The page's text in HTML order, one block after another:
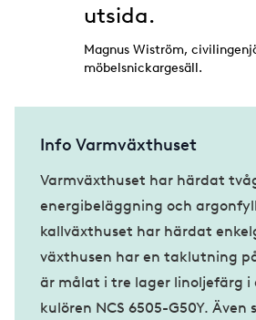
utsida.
Magnus Wiström,
möbelsnickargesäll.
Info Varmväxthuset
Varmväxthuset har härdat
energibeläggning och
kallväxthuset har härdat
växthusen har en taklutning
är målat i tre lager linoljefärg i
kulören NCS 6505-G50Y.